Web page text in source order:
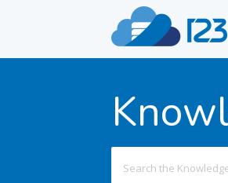
for: